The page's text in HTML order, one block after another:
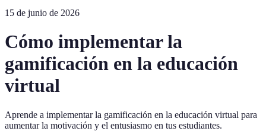
15 de junio de 2026
Cómo implementar la
gamificación en la educación
virtual
Aprende a implementar la gamificación en la educación virtual para
aumentar la motivación y el entusiasmo en tus estudiantes.